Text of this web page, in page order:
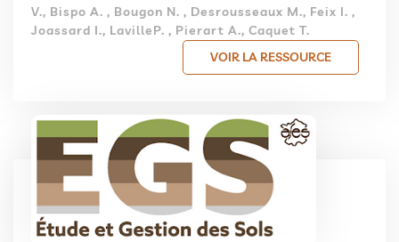
V., Bispo A. , Bougon N. , Desrousseaux M., Feix I. ,
Joassard I., LavilleP. , Pierart A., Caquet T.
VOIR LA RESSOURCE